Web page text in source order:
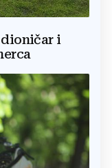
dioničar i